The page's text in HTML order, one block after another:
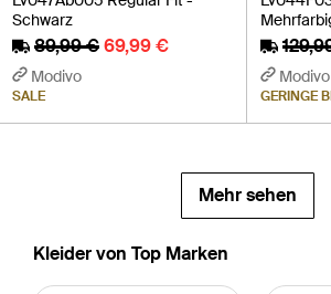
Schwarz
89,99 €69,99 €
Modivo
SALE
Modivo
GERINGE
Mehr sehen
Kleider von Top Marken